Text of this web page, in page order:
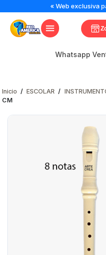
« Web exclusiva
Whatsapp
Inicio / ESCOLAR /
CM
DULCE
ARTECREA
32